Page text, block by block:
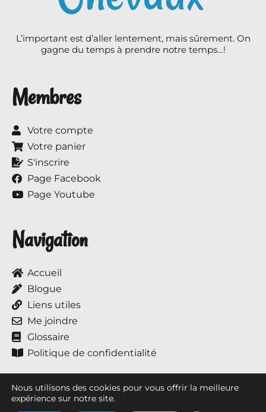
L’important est d’aller lentement, mais sûrement. On
gagne du temps à prendre notre temps…!
Membres
Votre compte
Votre panier
S'inscrire
Page Facebook
Page Youtube
Navigation
Accueil
Blogue
Liens utiles
Me joindre
Glossaire
Politique de confidentialité
Nous utilisons des cookies pour vous offrir la meilleure
expérience sur notre site.